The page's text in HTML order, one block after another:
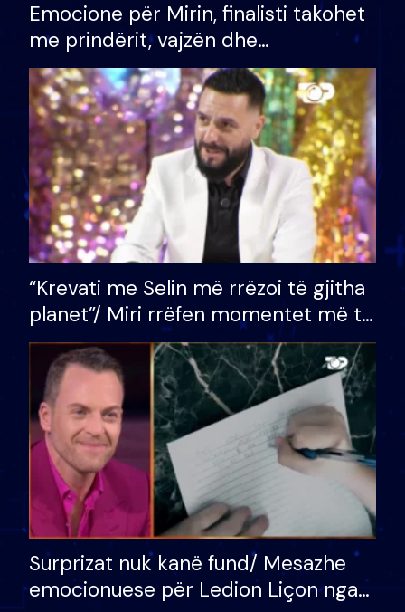
Emocione për Mirin, finalisti takohet
me prindërit, vajzën dhe
bashkëshorten: S’kemi ndonjë letër
divorci apo jo?
“Krevati me Selin më rrëzoi të gjitha
planet”/ Miri rrëfen momentet më të
bukura në shtëpinë e BB VIP: Do më
mungojë zilja e mëngjesit kur…
Surprizat nuk kanë fund/ Mesazhe
emocionuese për Ledion Liçon nga